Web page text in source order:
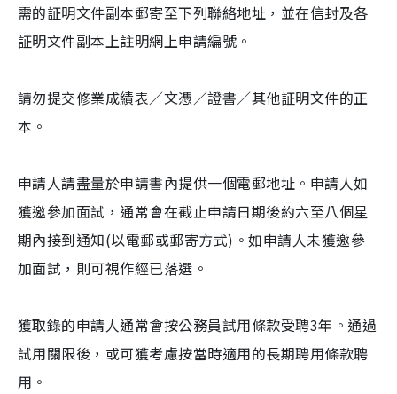
需的証明文件副本郵寄至下列聯絡地址，並在信封及各
証明文件副本上註明網上申請編號。
請勿提交修業成績表／文憑／證書／其他証明文件的正
本。
申請人請盡量於申請書內提供一個電郵地址。申請人如
獲邀參加面試，通常會在截止申請日期後約六至八個星
期內接到通知(以電郵或郵寄方式)。如申請人未獲邀參
加面試，則可視作經已落選。
獲取錄的申請人通常會按公務員試用條款受聘3年。通過
試用關限後，或可獲考慮按當時適用的長期聘用條款聘
用。